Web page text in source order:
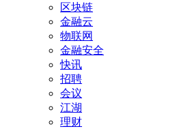
区块链
金融云
物联网
金融安全
快讯
招聘
会议
江湖
理财